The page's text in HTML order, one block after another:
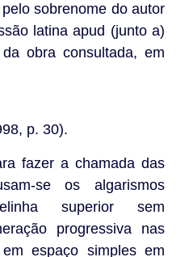
sobrenome do autor
latina apud (junto a)
obra consultada, em
p. 30).
fazer a chamada das
se os algarismos
superior sem
progressiva nas
espaço simples em